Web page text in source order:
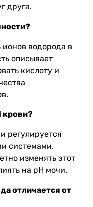
друга.
ионов водорода в
описывает
кислоту и
крови?
регулируется
системами.
изменять этот
на pH мочи.
отличается от